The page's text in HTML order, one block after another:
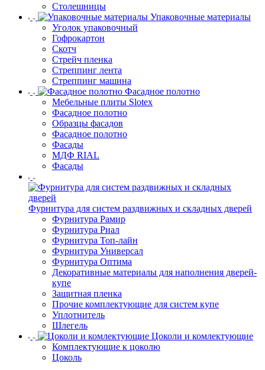
Столешницы
Упаковочные материалы
Уголок упаковочный
Гофрокартон
Скотч
Стрейч пленка
Стреппинг лента
Стреппинг машина
Фасадное полотно
Мебельные плиты Slotex
Фасадное полотно
Образцы фасадов
Фасадное полотно
Фасады
МДФ RIAL
Фасады
Фурнитура для систем раздвижных и складных дверей
Фурнитура Рамир
Фурнитура Риал
Фурнитура Топ-лайн
Фурнитура Универсал
Фурнитура Оптима
Декоративные материалы для наполнения дверей-
купе
Защитная пленка
Прочие комплектующие для систем купе
Уплотнитель
Шлегель
Цоколи и комлектующие
Комплектующие к цоколю
Цоколь